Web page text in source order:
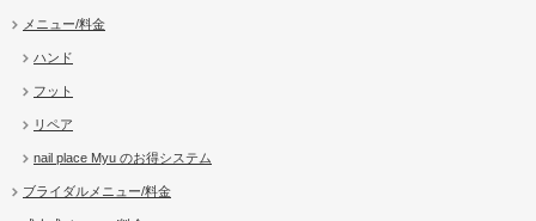
メニュー/料金
ハンド
フット
リペア
nail place Myu のお得システム
ブライダルメニュー/料金